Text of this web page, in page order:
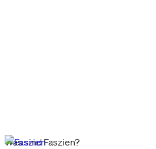
Was sind Faszien?